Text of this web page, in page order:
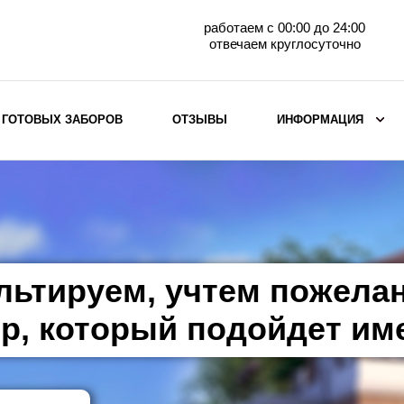
работаем с 00:00 до 24:00
отвечаем круглосуточно
горизонтального
Металлические заборы для дачи
Забор жалюзи с кирпичными столбами
Металлические заборы
Металлические ограждения
ГОТОВЫХ ЗАБОРОВ ОТЗЫВЫ ИНФОРМАЦИЯ
учтем
который подойдет